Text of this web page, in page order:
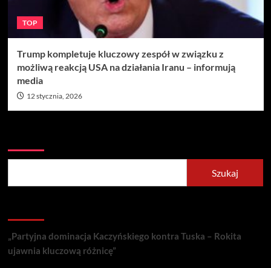
TOP
Trump kompletuje kluczowy zespół w związku z
możliwą reakcją USA na działania Iranu – informują
media
12 stycznia, 2026
Szukaj
„Partyjna dominacja Kaczyńskiego kontra Tuska – Rokita
ujawnia kluczową różnicę”